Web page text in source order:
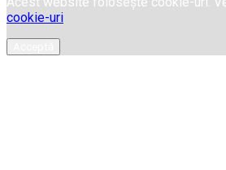
cookie-uri